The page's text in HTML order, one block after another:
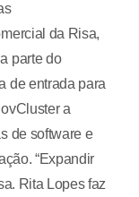
da Risa,
parte do
de entrada para
a
de software e
“Expandir
Rita Lopes faz